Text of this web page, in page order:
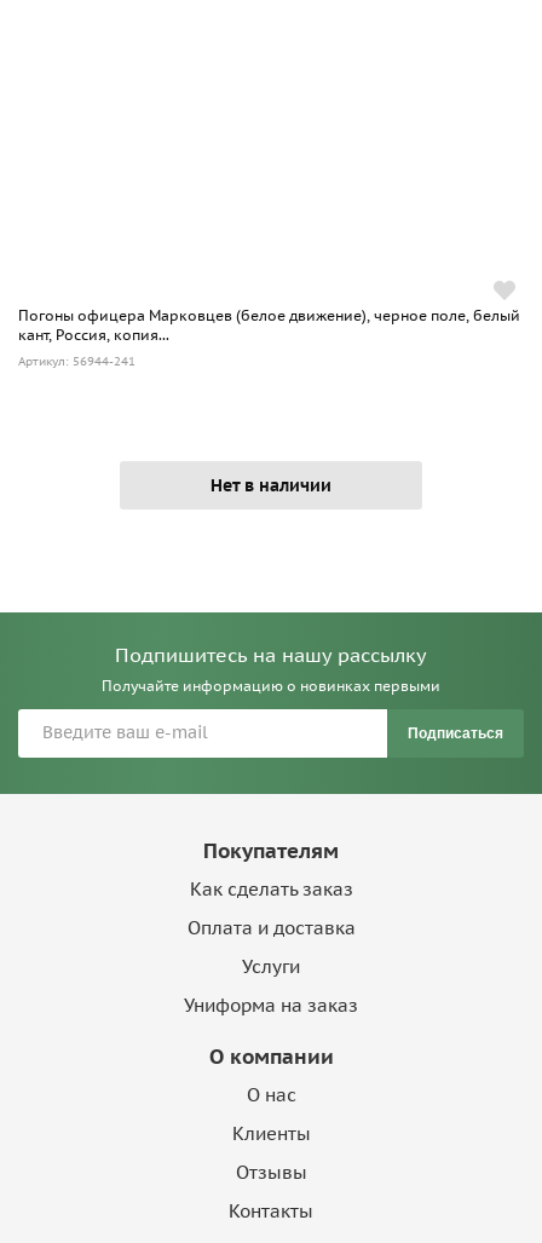
Погоны офицера Марковцев (белое движение), черное поле, белый
кант, Россия, копия...
Артикул: 56944-241
Нет в наличии
Подпишитесь на нашу рассылку
Получайте информацию о новинках первыми
Подписаться
Покупателям
Как сделать заказ
Оплата и доставка
Услуги
Униформа на заказ
О компании
О нас
Клиенты
Отзывы
Контакты